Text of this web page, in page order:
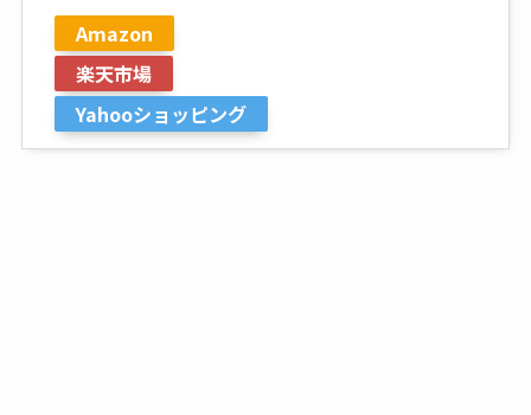
Amazon
楽天市場
Yahooショッピング